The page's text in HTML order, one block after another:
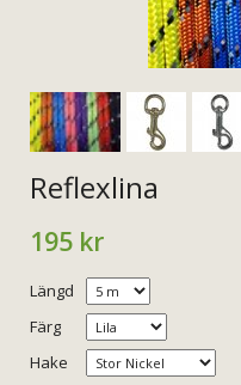
Reflexlina
195 kr
Längd
Färg
Hake